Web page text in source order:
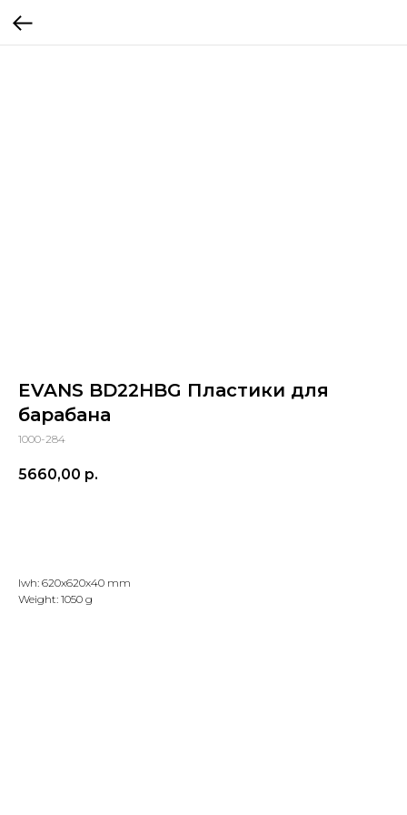
EVANS BD22HBG Пластики для
барабана
1000-284
5660,00 р.
lwh: 620x620x40 mm
Weight: 1050 g